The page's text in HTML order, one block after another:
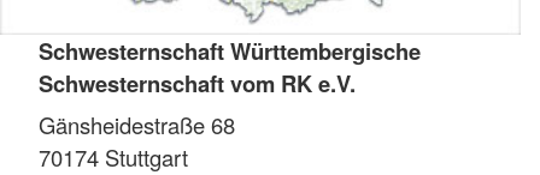
Schwesternschaft Württembergische
Schwesternschaft vom RK e.V.
Gänsheidestraße 68
70174 Stuttgart